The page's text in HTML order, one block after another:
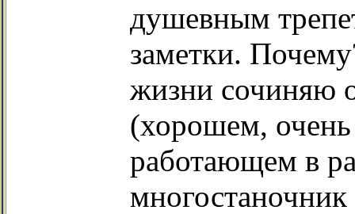
душевным
заметки.
жизни сочиняю
(хорошем,
работающем в